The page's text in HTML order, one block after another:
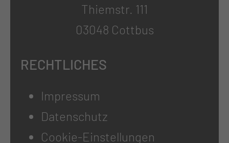
Thiemstr. 111
03048 Cottbus
RECHTLICHES
Impressum
Datenschutz
Cookie-Einstellungen